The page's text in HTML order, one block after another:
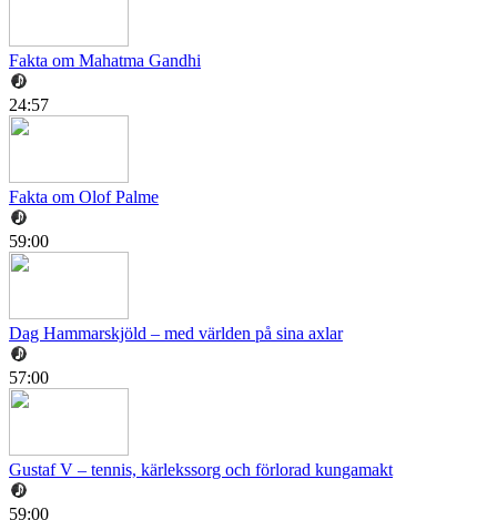
Fakta om Mahatma Gandhi
24:57
Fakta om Olof Palme
59:00
Dag Hammarskjöld – med världen på sina axlar
57:00
Gustaf V – tennis, kärlekssorg och förlorad kungamakt
59:00